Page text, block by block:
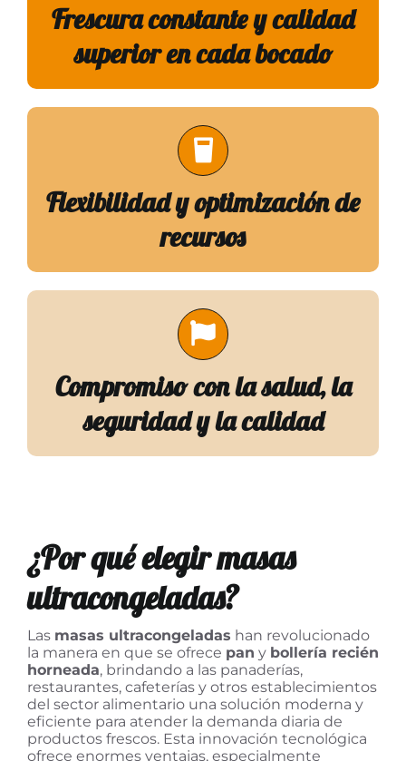
Frescura constante y calidad
superior en cada bocado
Flexibilidad y optimización de
recursos
Compromiso con la salud, la
seguridad y la calidad
¿Por qué elegir masas
ultracongeladas?
Las masas ultracongeladas han revolucionado
la manera en que se ofrece pan y bollería recién
horneada, brindando a las panaderías,
restaurantes, cafeterías y otros establecimientos
del sector alimentario una solución moderna y
eficiente para atender la demanda diaria de
productos frescos. Esta innovación tecnológica
ofrece enormes ventajas, especialmente